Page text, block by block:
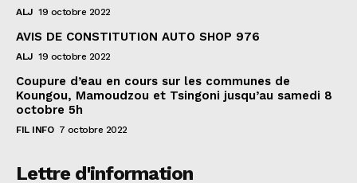
ALJ 19 octobre 2022
AVIS DE CONSTITUTION AUTO SHOP 976
ALJ 19 octobre 2022
Coupure d’eau en cours sur les communes de
Koungou, Mamoudzou et Tsingoni jusqu’au samedi 8
octobre 5h
FIL INFO 7 octobre 2022
Lettre d'information